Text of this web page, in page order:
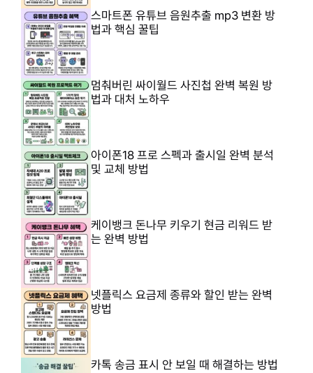
스마트폰 유튜브 음원추출 mp3 변환 방
법과 핵심 꿀팁
멈춰버린 싸이월드 사진첩 완벽 복원 방
법과 대처 노하우
아이폰18 프로 스펙과 출시일 완벽 분석
및 교체 방법
케이뱅크 돈나무 키우기 현금 리워드 받
는 완벽 방법
넷플릭스 요금제 종류와 할인 받는 완벽
방법
카톡 송금 표시 안 보일 때 해결하는 방법